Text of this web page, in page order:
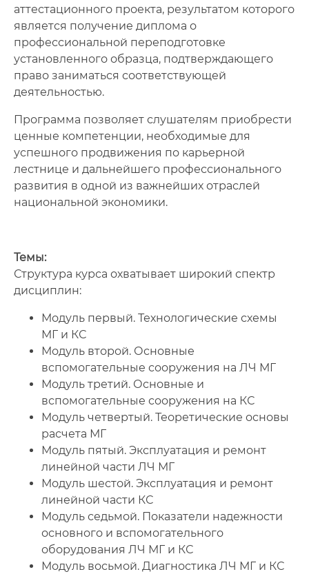
аттестационного проекта, результатом которого
является получение диплома о
профессиональной переподготовке
установленного образца, подтверждающего
право заниматься соответствующей
деятельностью.
Программа позволяет слушателям приобрести
ценные компетенции, необходимые для
успешного продвижения по карьерной
лестнице и дальнейшего профессионального
развития в одной из важнейших отраслей
национальной экономики.
Темы:
Структура курса охватывает широкий спектр
дисциплин:
Модуль первый. Технологические схемы
МГ и КС
Модуль второй. Основные
вспомогательные сооружения на ЛЧ МГ
Модуль третий. Основные и
вспомогательные сооружения на КС
Модуль четвертый. Теоретические основы
расчета МГ
Модуль пятый. Эксплуатация и ремонт
линейной части ЛЧ МГ
Модуль шестой. Эксплуатация и ремонт
линейной части КС
Модуль седьмой. Показатели надежности
основного и вспомогательного
оборудования ЛЧ МГ и КС
Модуль восьмой. Диагностика ЛЧ МГ и КС